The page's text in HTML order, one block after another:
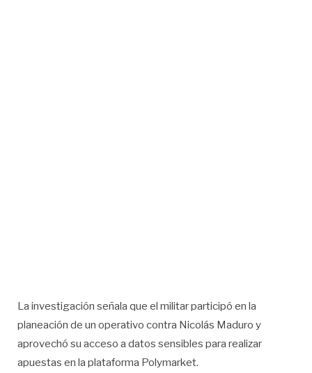
La investigación señala que el militar participó en la
planeación de un operativo contra Nicolás Maduro y
aprovechó su acceso a datos sensibles para realizar
apuestas en la plataforma Polymarket.